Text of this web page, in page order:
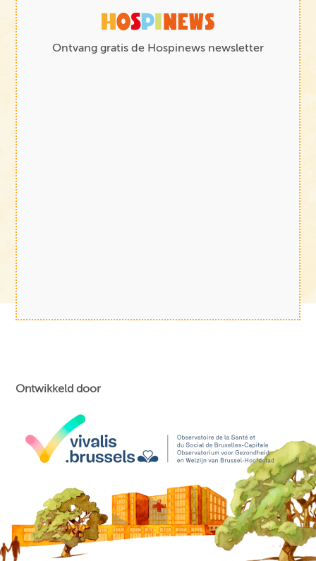
Ontvang gratis de Hospinews newsletter
Ontwikkeld door